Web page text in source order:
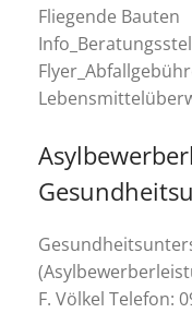
Fliegende Bauten
F. Völkel Telefon: